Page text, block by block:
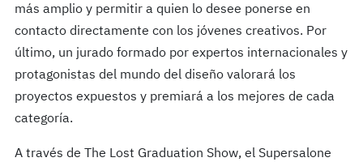
más amplio y permitir a quien lo desee ponerse en
contacto directamente con los jóvenes creativos. Por
último, un jurado formado por expertos internacionales y
protagonistas del mundo del diseño valorará los
proyectos expuestos y premiará a los mejores de cada
categoría.
A través de The Lost Graduation Show, el Supersalone